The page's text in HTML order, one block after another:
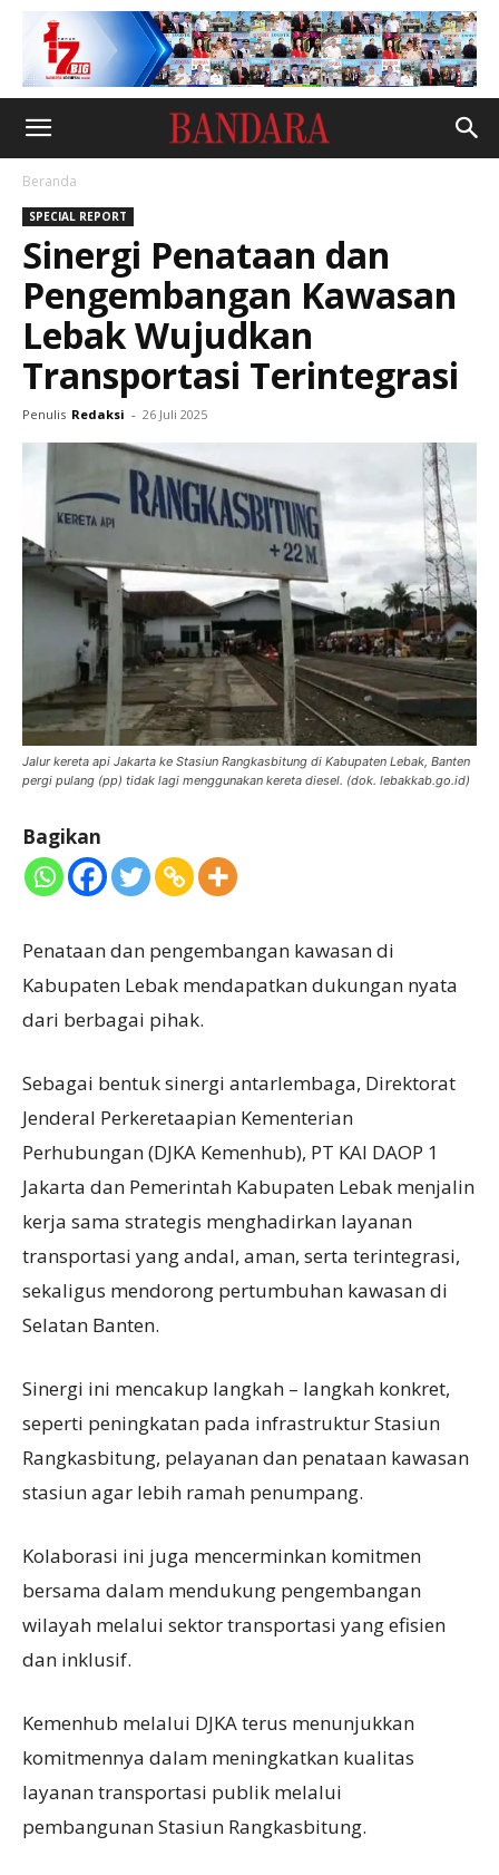
Beranda
SPECIAL REPORT
Sinergi Penataan dan
Pengembangan Kawasan
Lebak Wujudkan
Transportasi Terintegrasi
Penulis Redaksi - 26 Juli 2025
Jalur kereta api Jakarta ke Stasiun Rangkasbitung di Kabupaten Lebak, Banten
pergi pulang (pp) tidak lagi menggunakan kereta diesel. (dok. lebakkab.go.id)
Bagikan
Penataan dan pengembangan kawasan di
Kabupaten Lebak mendapatkan dukungan nyata
dari berbagai pihak.
Sebagai bentuk sinergi antarlembaga, Direktorat
Jenderal Perkeretaapian Kementerian
Perhubungan (DJKA Kemenhub), PT KAI DAOP 1
Jakarta dan Pemerintah Kabupaten Lebak menjalin
kerja sama strategis menghadirkan layanan
transportasi yang andal, aman, serta terintegrasi,
sekaligus mendorong pertumbuhan kawasan di
Selatan Banten.
Sinergi ini mencakup langkah – langkah konkret,
seperti peningkatan pada infrastruktur Stasiun
Rangkasbitung, pelayanan dan penataan kawasan
stasiun agar lebih ramah penumpang.
Kolaborasi ini juga mencerminkan komitmen
bersama dalam mendukung pengembangan
wilayah melalui sektor transportasi yang efisien
dan inklusif.
Kemenhub melalui DJKA terus menunjukkan
komitmennya dalam meningkatkan kualitas
layanan transportasi publik melalui
pembangunan Stasiun Rangkasbitung.